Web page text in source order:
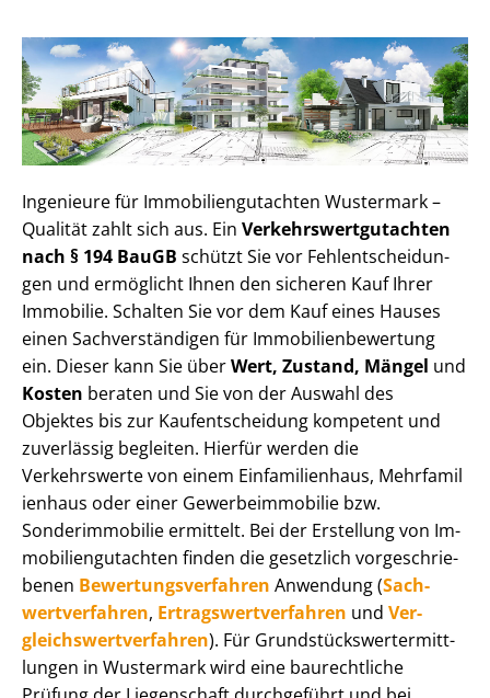
Ingenieure für Im­mo­bi­li­en­gut­ach­ten Wustermark –
Qualität zahlt sich aus. Ein Ver­kehrs­wert­gut­ach­ten
nach § 194 BauGB schützt Sie vor Fehl­ent­schei­dun­
gen und ermöglicht Ihnen den sicheren Kauf Ihrer
Immobilie. Schalten Sie vor dem Kauf eines Hauses
einen Sach­ver­stän­di­gen für Im­mo­bi­li­en­be­wer­tung
ein. Dieser kann Sie überWert, Zustand, Mängel und
Kosten beraten und Sie von der Auswahl des
Objektes bis zur Kauf­ent­schei­dung kompetent und
zuverlässig begleiten. Hierfür werden die
Verkehrswerte von einem Einfamilienhaus, Mehr­fa­mi­l
i­en­haus oder einer Ge­wer­be­im­mo­bi­lie bzw.
Sonderimmobilie ermittelt. Bei der Erstellung von Im­
mo­bi­li­en­gut­ach­ten finden die gesetzlich vor­ge­schrie­
be­nen Be­wer­tungs­ver­fah­ren Anwendung (Sach­
wert­ver­fah­ren, Er­trags­wert­ver­fah­ren und Ver­
gleichs­wert­ver­fah­ren). Für Grund­stücks­wert­ermitt­
lun­gen in Wustermark wird eine baurechtliche